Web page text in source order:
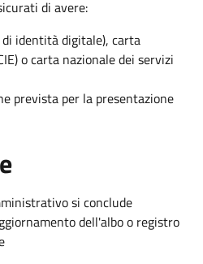
di avere:
di identità digitale), carta
o carta nazionale dei servizi
prevista per la presentazione
si conclude
dell'albo o registro